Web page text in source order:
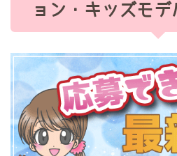
ョン・キッズモデ